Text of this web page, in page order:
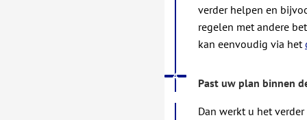
verder helpen en
regelen met andere
kan eenvoudig via het
Past uw plan binnen
Status: Actief
Opvolgingsnummer:
4
Dan werkt u het